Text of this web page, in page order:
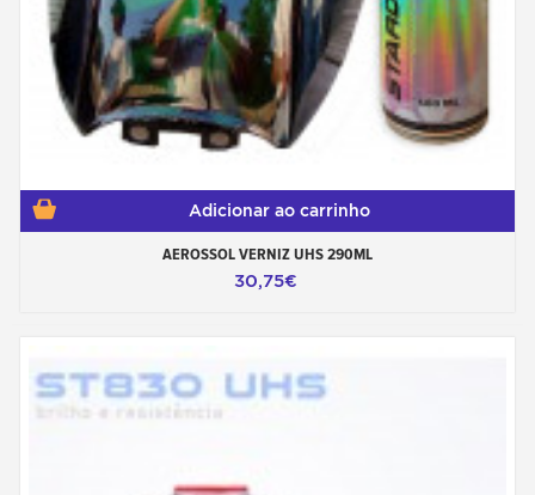
Adicionar ao carrinho
AEROSSOL VERNIZ UHS 290ML
30,75€